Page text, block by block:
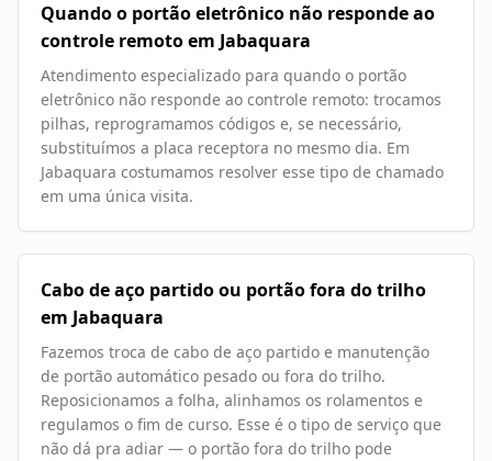
Quando o portão eletrônico não responde ao
controle remoto em Jabaquara
Atendimento especializado para quando o portão
eletrônico não responde ao controle remoto: trocamos
pilhas, reprogramamos códigos e, se necessário,
substituímos a placa receptora no mesmo dia. Em
Jabaquara costumamos resolver esse tipo de chamado
em uma única visita.
Cabo de aço partido ou portão fora do trilho
em Jabaquara
Fazemos troca de cabo de aço partido e manutenção
de portão automático pesado ou fora do trilho.
Reposicionamos a folha, alinhamos os rolamentos e
regulamos o fim de curso. Esse é o tipo de serviço que
não dá pra adiar — o portão fora do trilho pode